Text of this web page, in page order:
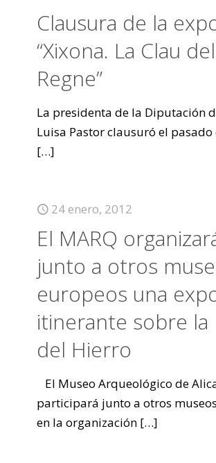
Clausura de la
“Xixona. La Clau del
Regne”
La presidenta de la Diputación
Luisa Pastor clausuró el
[…]
24 enero, 2012
El MARQ
junto a otros
europeos una
itinerante sobre la
del Hierro
El Museo Arqueológico de
participará junto a otros
en la organización […]